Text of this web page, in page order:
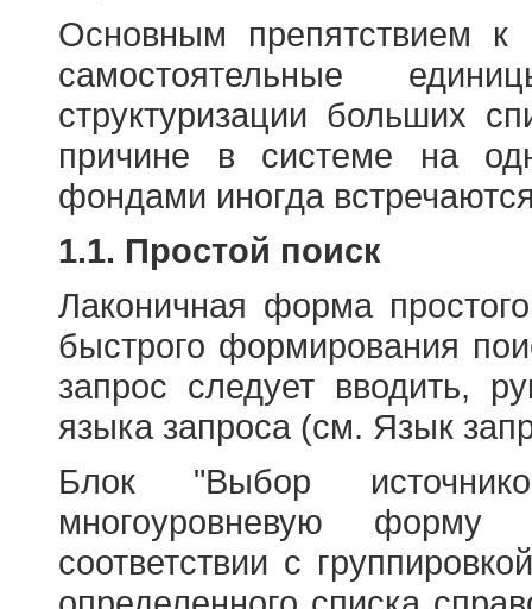
Основным препятствием
самостоятельные
структуризации больших
причине в системе на
фондами иногда
1.1. Простой поиск
Лаконичная форма
быстрого формирования
запрос следует вводить,
языка запроса (см. Язык
Блок "Выбор
многоуровневую форму
соответствии с